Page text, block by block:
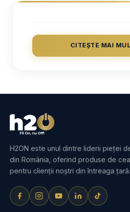
CITEȘTE MAI
H2ON este unul dintre liderii pieței
din România, oferind produse de
pentru clienții noștri din întreaga țară.